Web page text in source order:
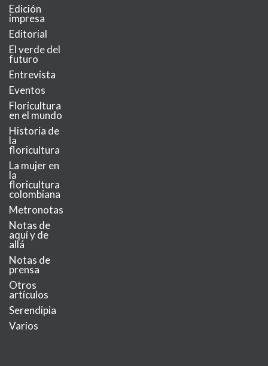
Edición
impresa
Editorial
El verde del
futuro
Entrevista
Eventos
Floricultura
en el mundo
Historia de
la
floricultura
La mujer en
la
floricultura
colombiana
Metronotas
Notas de
aquí y de
allá
Notas de
prensa
Otros
artículos
Serendipia
Varios